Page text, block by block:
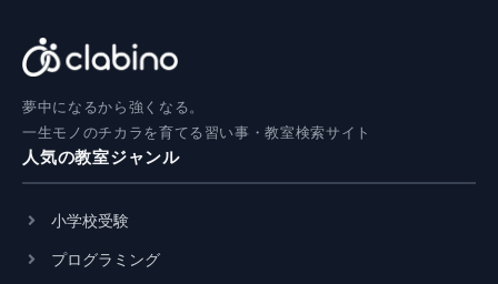
夢中になるから強くなる。
一生モノのチカラを育てる習い事・教室検索サイト
人気の教室ジャンル
小学校受験
プログラミング